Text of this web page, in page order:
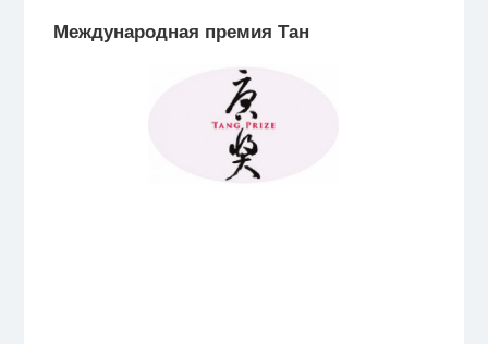
Международная премия Тан